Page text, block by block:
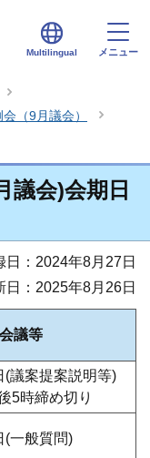
Multilingual メニュー
（9月議会）
議会)会期日
日：2024年8月27日
日：2025年8月26日
会議等
議案提案説明等)
5時締め切り
一般質問)